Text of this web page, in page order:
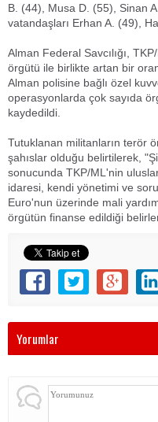
B. (44), Musa D. (55), Sinan
vatandaşları Erhan A. (49),
Alman Federal Savcılığı,
örgütü ile birlikte artan bir
Alman polisine bağlı özel
operasyonlarda çok sayıda
kaydedildi.
Tutuklanan militanların terör
şahıslar olduğu belirtilerek,
sonucunda TKP/ML'nin
idaresi, kendi yönetimi ve
Euro'nun üzerinde mali
örgütün finanse edildiği
Yorumlar